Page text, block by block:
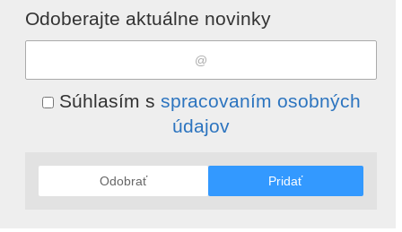
Odoberajte aktuálne novinky
Súhlasím s spracovaním osobných
údajov
Odobrať Pridať